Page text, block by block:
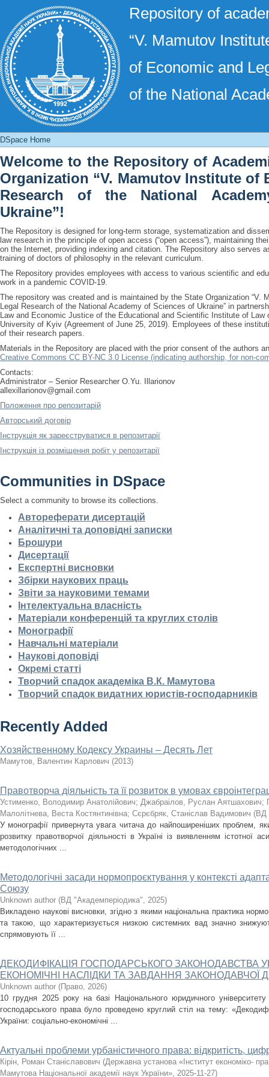
Repository of
“V. Mamutov
of Economic and
of the National
DSpace Home
DSpace Home
Welcome to the Repository of
Organization “V. Mamutov Institute of
Research of the National
Ukraine”!
The Repository is designed for long-term storage, systematization and
law research in the principle of open access (“open access”), maintaining
on the Internet, providing indexing and citation. The Repository also serves
training of doctors of philosophy in the relevant curriculum.
The Repository provides employees with access to various scientific and
work in a pandemic COVID-19.
The repository was created and is maintained by the State Organization “V.
Legal Research of the National Academy of Sciences of Ukraine” in
Law and Economic Justice of the Educational and Scientific Institute of Law
University of Kyiv (Agreement of June 25, 2019). Employees of these
of their research papers.
Materials in the Repository are placed with the prior consent of the authors
Creative Commons CC BY-NC 3.0 License (indicating authorship, for non-
Contacts:
Administrator – Senior Researcher O.Yu. Illarionov
allexillarionov@gmail.com
Положення про репозитарій
Авторський договір
Інструкція як зареєструватися в репозитарії
Інструкція із розміщення робіт у репозитарії
Communities in DSpace
Select a community to browse its collections.
Автореферати дисертацій
Аналітичні та доповідні записки
Брошури
Дисертації
Експертні висновки
Збірки наукових праць
Звіти за науковими темами
Інтелектуальна власність
Матеріали конференцій та круглих столів
Монографії
Навчальні матеріали
Наукові доповіді
Окремі статті
Творчий спадок академіка В.К. Мамутова
Творчий спадок видатних юристів-господарників
Recently Added
Хозяйственному Кодексу Украины – Десять Лет
Мамутов, Валентин Карлович (2013)
Правотворча діяльність та її розвиток в умовах
Устименко, Володимир Анатолійович; Джабраілов, Руслан Аятшахович;
Малолітнева, Веста Костянтинівна; Сєрєбряк, Станіслав Вадимович (ВД
У монографії привернута увага читача до найпоширеніших проблем,
розвитку правотворчої діяльності в Україні із виявленням істотної
методологічних ...
Методологічні засади нормопроєктування у контексті
Союзу
Unknown author (ВД "Академперіодика", 2025)
Викладено наукові висновки, згідно з якими національна практика
та такою, що характеризується низкою системних вад значно
спрямовують її ...
ДЕКОДИФІКАЦІЯ ГОСПОДАРСЬКОГО ЗАКОНОДАВСТВА
ЕКОНОМІЧНІ НАСЛІДКИ ТА ЗАВДАННЯ ЗАКОНОДАВЧОЇ
Unknown author (Право, 2026)
10 грудня 2025 року на базі Національного юридичного
господарського права було проведено круглий стіл на тему:
України: соціально-економічні ...
Актуальні проблеми урбаністичного права: відкритість,
Кірін, Роман Станіславович (Державна установа «Інститут економіко-
Мамутова Національної академії наук України», 2025-11-27)